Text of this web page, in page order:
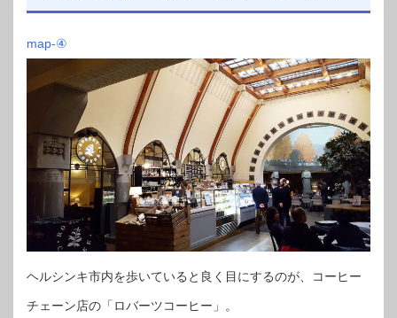
map-④
ヘルシンキ市内を歩いていると良く目にするのが、コーヒー
チェーン店の「ロバーツコーヒー」。